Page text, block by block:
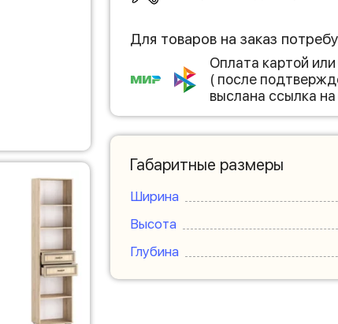
Для товаров на заказ
Оплата картой
( после
выслана ссылка
Габаритные размеры
Ширина
Высота
Глубина